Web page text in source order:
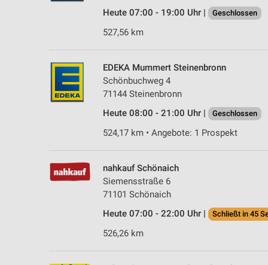
Heute 07:00 - 19:00 Uhr |
Geschlossen
527,56 km
EDEKA Mummert Steinenbronn
Schönbuchweg 4
71144 Steinenbronn
Heute 08:00 - 21:00 Uhr |
Geschlossen
524,17 km • Angebote: 1 Prospekt
nahkauf Schönaich
Siemensstraße 6
71101 Schönaich
Heute 07:00 - 22:00 Uhr |
Schließt in 45
526,26 km